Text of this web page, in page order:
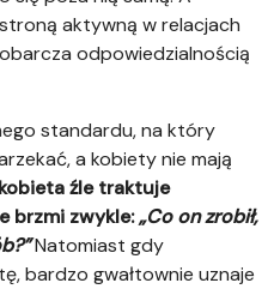
aktywną w relacjach
odpowiedzialnością
standardu, na który
a kobiety nie mają
źle traktuje
brzmi zwykle:„Co on zrobił,
Natomiast gdy
bardzo gwałtownie uznaje